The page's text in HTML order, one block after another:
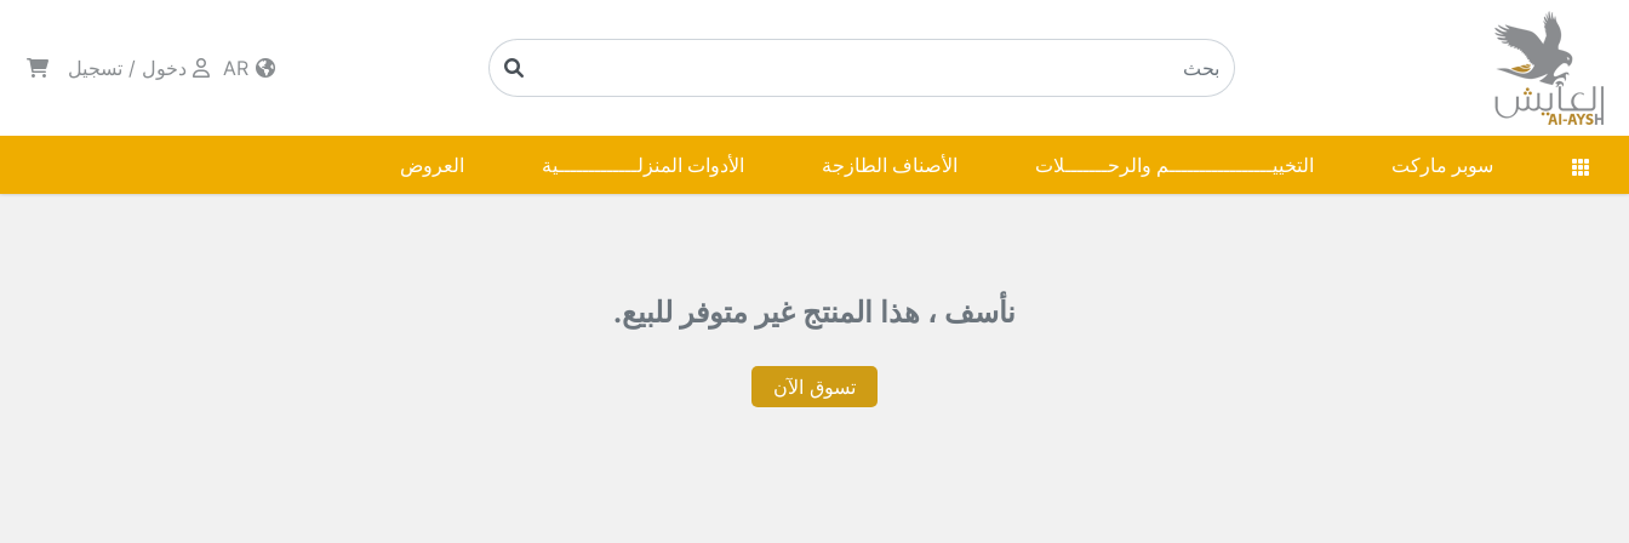
دخول / تسجيل
سوبر ماركت التخييـــــــــــــــــم والرحـــــــلات الأصناف الطازجة الأدوات المنزلـــــــــــــية العروض
نأسف ، هذا المنتج غير متوفر للبيع.
تسوق الآن